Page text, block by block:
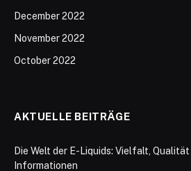
December 2022
November 2022
October 2022
AKTUELLE BEITRÄGE
Die Welt der E-Liquids: Vielfalt,
Informationen